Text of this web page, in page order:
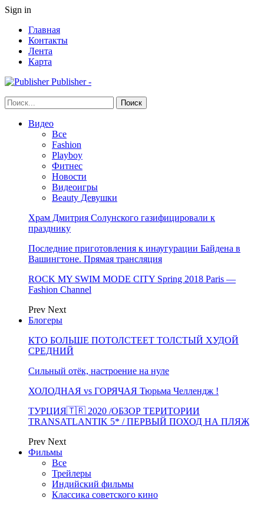
Sign in
Главная
Контакты
Лента
Карта
Publisher -
Видео
Все
Fashion
Playboy
Фитнес
Новости
Видеоигры
Beauty Девушки
Храм Дмитрия Солунского газифицировали к
празднику
Последние приготовления к инаугурации Байдена в
Вашингтоне. Прямая трансляция
ROCK MY SWIM MODE CITY Spring 2018 Paris —
Fashion Channel
Prev Next
Блогеры
КТО БОЛЬШЕ ПОТОЛСТЕЕТ ТОЛСТЫЙ ХУДОЙ
СРЕДНИЙ
Сильный отёк, настроение на нуле
ХОЛОДНАЯ vs ГОРЯЧАЯ Тюрьма Челлендж !
ТУРЦИЯ🇹🇷 2020 /ОБЗОР ТЕРИТОРИИ
TRANSATLANTIK 5* / ПЕРВЫЙ ПОХОД НА ПЛЯЖ
Prev Next
Фильмы
Все
Трейлеры
Индийский фильмы
Классика советского кино